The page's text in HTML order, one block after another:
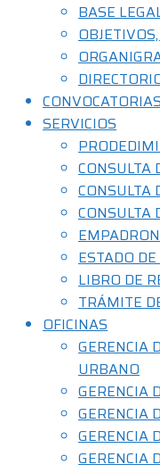
BASE
SERVICIOS
CONSULTA
CONSULTA
CONSULTA
ESTADO
LIBRO DE
TRÁMITE
OFICINAS
GERENCIA
URBANO
GERENCIA
GERENCIA
GERENCIA
GERENCIA